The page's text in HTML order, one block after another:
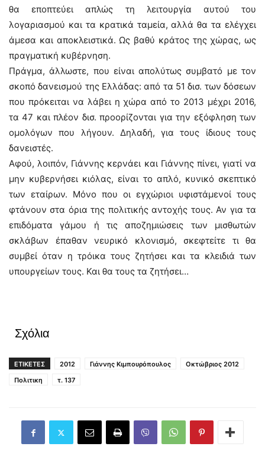
θα εποπτεύει απλώς τη λειτουργία αυτού του
λογαριασμού και τα κρατικά ταμεία, αλλά θα τα ελέγχει
άμεσα και αποκλειστικά. Ως βαθύ κράτος της χώρας, ως
πραγματική κυβέρνηση.
Πράγμα, άλλωστε, που είναι απολύτως συμβατό με τον
σκοπό δανεισμού της Ελλάδας: από τα 51 δισ. των δόσεων
που πρόκειται να λάβει η χώρα από το 2013 μέχρι 2016,
τα 47 και πλέον δισ. προορίζονται για την εξόφληση των
ομολόγων που λήγουν. Δηλαδή, για τους ίδιους τους
δανειστές.
Αφού, λοιπόν, Γιάννης κερνάει και Γιάννης πίνει, γιατί να
μην κυβερνήσει κιόλας, είναι το απλό, κυνικό σκεπτικό
των εταίρων. Μόνο που οι εγχώριοι υφιστάμενοί τους
φτάνουν στα όρια της πολιτικής αντοχής τους. Αν για τα
επιδόματα γάμου ή τις αποζημιώσεις των μισθωτών
σκλάβων έπαθαν νευρικό κλονισμό, σκεφτείτε τι θα
συμβεί όταν η τρόικα τους ζητήσει και τα κλειδιά των
υπουργείων τους. Και θα τους τα ζητήσει…
Σχόλια
ΕΤΙΚΕΤΕΣ 2012 Γιάννης Κιμπουρόπουλος
Οκτώβριος 2012
Πολιτικη
τ. 137